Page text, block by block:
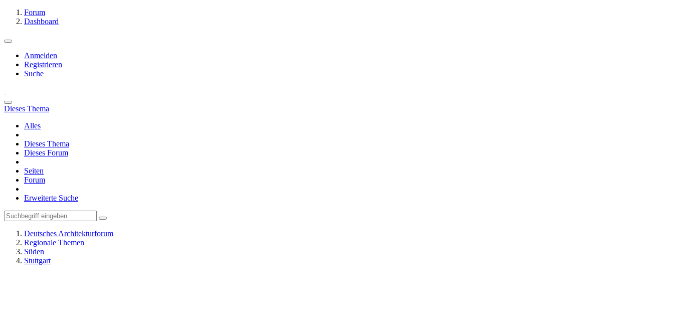
Forum
Dashboard
Anmelden
Registrieren
Suche
Dieses Thema
Alles
Dieses Thema
Dieses Forum
Seiten
Forum
Erweiterte Suche
Deutsches Architekturforum
Regionale Themen
Süden
Stuttgart